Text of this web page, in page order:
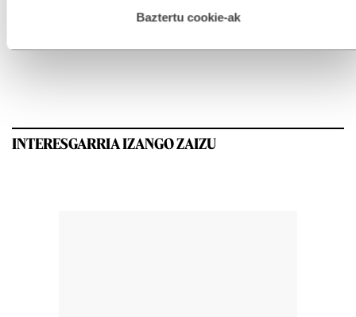
esplizitua ematen diguzu.Gehiago irakurri
Baztertu cookie-ak
INTERESGARRIA IZANGO ZAIZU